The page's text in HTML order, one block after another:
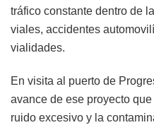
tráfico constante dentro de
viales, accidentes
vialidades.
En visita al puerto de
avance de ese proyecto
ruido excesivo y la